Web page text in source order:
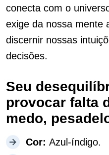
conecta com o
exige da nossa mente
discernir nossas
decisões.
Seu
provocar falta
medo,
Cor: Azul-índigo.